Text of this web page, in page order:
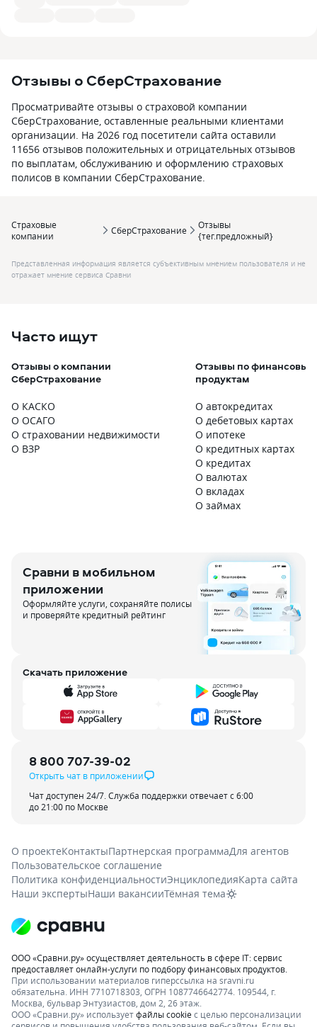
Отзывы о СберСтрахование
Просматривайте отзывы о страховой компании
СберСтрахование, оставленные реальными клиентами
организации. На 2026 год посетители сайта оставили
11656 отзывов положительных и отрицательных отзывов
по выплатам, обслуживанию и оформлению страховых
полисов в компании СберСтрахование.
Страховые
компании
СберСтрахование
Отзывы
{тег.предложный}
Представленная информация является субъективным мнением пользователя и не
отражает мнение сервиса Сравни
Часто ищут
Отзывы о компании
СберСтрахование
О КАСКО
О ОСАГО
О страховании недвижимости
О ВЗР
Отзывы по финансовым
продуктам
О автокредитах
О дебетовых картах
О ипотеке
О кредитных картах
О кредитах
О валютах
О вкладах
О займах
Сравни в мобильном
приложении
Оформляйте услуги, сохраняйте полисы
и проверяйте кредитный рейтинг
Скачать приложение
8 800 707-39-02
Открыть чат в приложении
Чат доступен 24/7. Служба поддержки отвечает с 6:00
до 21:00 по Москве
О проектеКонтактыПартнерская программаДля агентов
Пользовательское соглашение
Политика конфиденциальностиЭнциклопедияКарта сайта
Наши экспертыНаши вакансииТёмная тема
ООО «Сравни.ру» осуществляет деятельность в сфере IT: сервис
предоставляет онлайн-услуги по подбору финансовых продуктов.
При использовании материалов гиперссылка на sravni.ru
обязательна. ИНН 7710718303, ОГРН 1087746642774. 109544, г.
Москва, бульвар Энтузиастов, дом 2, 26 этаж.
ООО «Сравни.ру» используетфайлы cookieс целью персонализации